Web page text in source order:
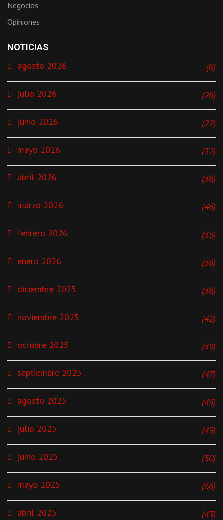
Negocios
Opiniones
NOTICIAS
agosto 2026 (6)
julio 2026 (26)
junio 2026 (22)
mayo 2026 (32)
abril 2026 (36)
marzo 2026 (46)
febrero 2026 (35)
enero 2026 (36)
diciembre 2025 (36)
noviembre 2025 (42)
octubre 2025 (39)
septiembre 2025 (47)
agosto 2025 (45)
julio 2025 (49)
junio 2025 (50)
mayo 2025 (66)
abril 2025 (43)